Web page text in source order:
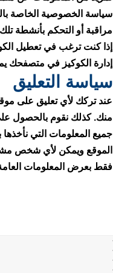
مراقبة أو التحكم بأنشطة
إذا كنت ترغب في تعطيل
إدارة الكوكيز في متصفحك
سياسة التعليق
منك. كذلك نقوم بالحصول
جميع المعلومات التي
الموقع ويمكن لأي شخص
فقط بعرض المعلومات